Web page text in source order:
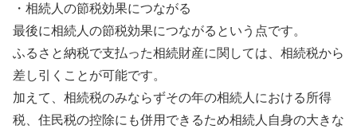
・相続人の節税効果につながる
最後に相続人の節税効果につながるという点です。
ふるさと納税で支払った相続財産に関しては、相続税から
差し引くことが可能です。
加えて、相続税のみならずその年の相続人における所得
税、住民税の控除にも併用できるため相続人自身の大きな